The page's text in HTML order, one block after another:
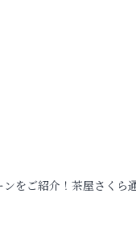
をご紹介！茶屋さくら